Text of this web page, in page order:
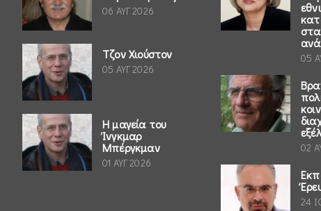
06 ΑΥΓ 2026
Τζον Χιούστον
05 ΑΥΓ 2026
Η μαγεία του
Ίνγκμαρ
Μπέργκμαν
01 ΑΥΓ 2026
05
02
24